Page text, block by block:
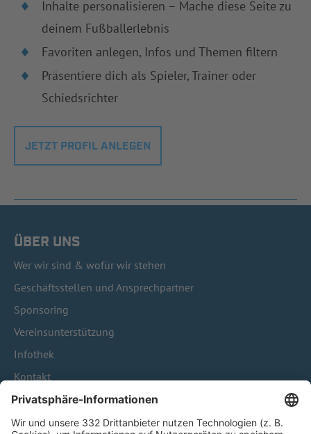
Inhalte personalisieren – Mache diese Seite zu
deinem Fußballerlebnis
Favoriten anlegen, Infos und Themen filtern
Präsentiere dich als Spieler, Trainer oder
Schiedsrichter
JETZT PROFIL ANLEGEN
ÜBER UNS
Wer wir sind & wofür wir stehen
Geschäftsstellen und Ansprechpartner
Sponsoring
Vereinsunterstützung
Infothek
Kontakt
HÄUFIG BESUCHTE SEITEN